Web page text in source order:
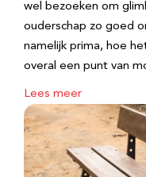
wel bezoeken om
ouderschap zo goed
namelijk prima, hoe
overal een punt van
Lees meer